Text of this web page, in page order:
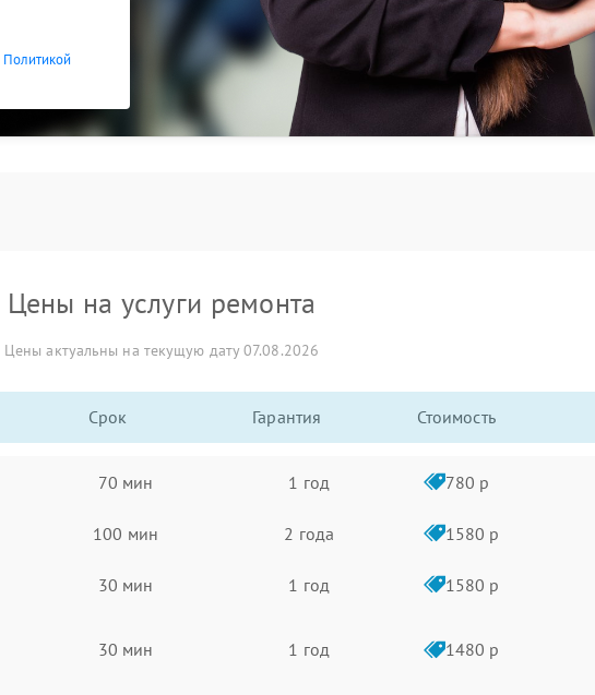
Политикой
Цены на услуги ремонта
Цены актуальны на текущую дату 07.08.2026
Срок Гарантия Стоимость
70 мин 1 год 780 р
100 мин 2 года 1580 р
30 мин 1 год 1580 р
30 мин 1 год 1480 р